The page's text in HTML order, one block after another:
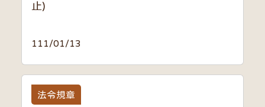
止)
111/01/13
法令規章